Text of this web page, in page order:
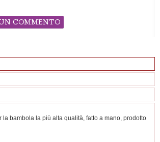
COMMENTO
la bambola la più alta qualità, fatto a mano, prodotto